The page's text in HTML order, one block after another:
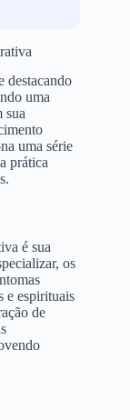
destacando
uma
sua
uma série
prática
é sua
os
e espirituais
de